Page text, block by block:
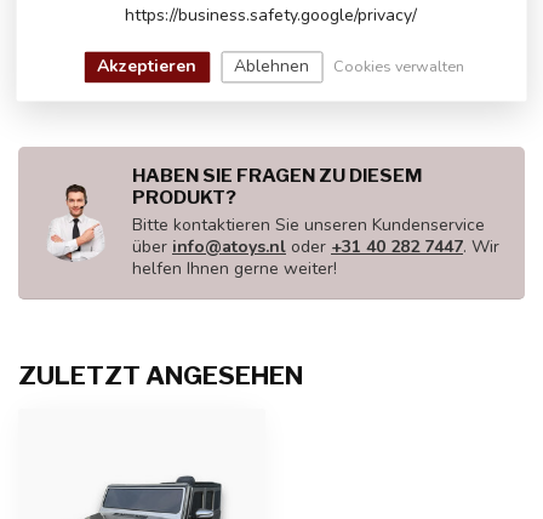
Mercedes G63 AMG, 24 Volt
Auf Lager
HABEN SIE FRAGEN ZU DIESEM
PRODUKT?
Bitte kontaktieren Sie unseren Kundenservice
über info@atoys.nl oder +31 40 282 7447. Wir
helfen Ihnen gerne weiter!
ZULETZT ANGESEHEN
https://business.safety.google/privacy/
Akzeptieren Ablehnen Cookies verwalten